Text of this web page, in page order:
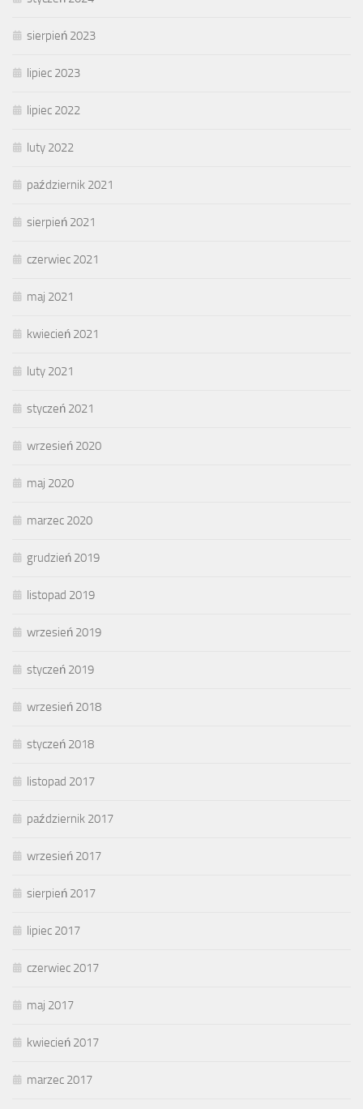
sierpień 2023
lipiec 2023
lipiec 2022
luty 2022
październik 2021
sierpień 2021
czerwiec 2021
maj 2021
kwiecień 2021
luty 2021
styczeń 2021
wrzesień 2020
maj 2020
marzec 2020
grudzień 2019
listopad 2019
wrzesień 2019
styczeń 2019
wrzesień 2018
styczeń 2018
listopad 2017
październik 2017
wrzesień 2017
sierpień 2017
lipiec 2017
czerwiec 2017
maj 2017
kwiecień 2017
marzec 2017